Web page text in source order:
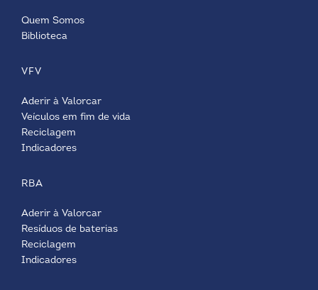
Quem Somos
Biblioteca
VFV
Aderir à Valorcar
Veículos em fim de vida
Reciclagem
Indicadores
RBA
Aderir à Valorcar
Resíduos de baterias
Reciclagem
Indicadores